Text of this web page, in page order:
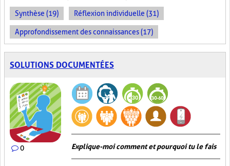
Synthèse (19) Réflexion individuelle (31)
Approfondissement des connaissances (17)
SOLUTIONS DOCUMENTÉES
0 Explique-moi comment et pourquoi tu le fais